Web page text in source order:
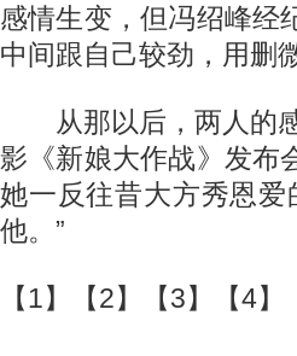
感情生变，但冯绍峰经
中间跟自己较劲，用删
从那以后，两人的感
影《新娘大作战》发布
她一反往昔大方秀恩
他。”
【1】【2】【3】【4